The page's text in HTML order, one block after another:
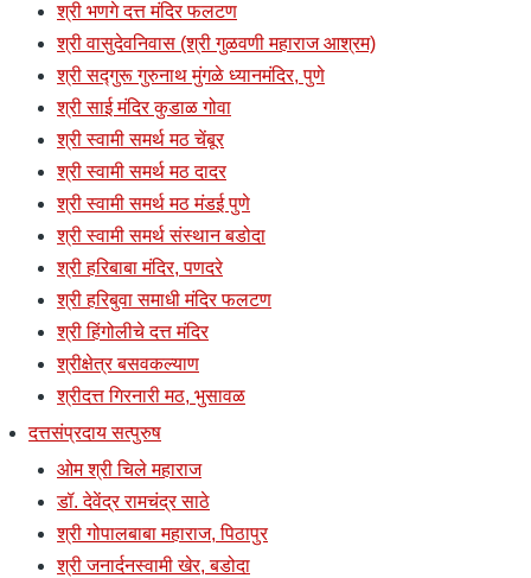
श्री भणगे दत्त मंदिर फलटण
श्री वासुदेवनिवास (श्री गुळवणी महाराज आश्रम)
श्री सद्गुरू गुरुनाथ मुंगळे ध्यानमंदिर, पुणे
श्री साई मंदिर कुडाळ गोवा
श्री स्वामी समर्थ मठ चेंबूर
श्री स्वामी समर्थ मठ दादर
श्री स्वामी समर्थ मठ मंडई पुणे
श्री स्वामी समर्थ संस्थान बडोदा
श्री हरिबाबा मंदिर, पणदरे
श्री हरिबुवा समाधी मंदिर फलटण
श्री हिंगोलीचे दत्त मंदिर
श्रीक्षेत्र बसवकल्याण
श्रीदत्त गिरनारी मठ, भुसावळ
दत्तसंप्रदाय सत्पुरुष
ओम श्री चिले महाराज
डॉ. देवेंद्र रामचंद्र साठे
श्री गोपालबाबा महाराज, पिठापुर
श्री जनार्दनस्वामी खेर, बडोदा